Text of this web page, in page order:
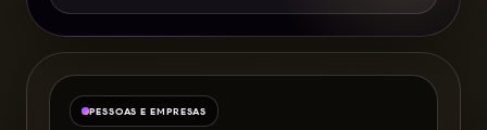
PESSOAS E EMPRESAS